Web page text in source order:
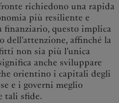
richiedono una rapida
più resiliente e
finanziario, questo implica
affinché la
non sia più l’unica
anche sviluppare
orientino i capitali degli
e i governi meglio
tali sfide.